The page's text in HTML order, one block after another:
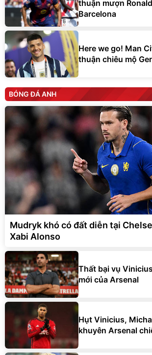
thuận mượn
Barcelona
Here we go! Man
thuận chiêu mộ
BÓNG ĐÁ ANH
Mudryk khó có đất diễn tại
Xabi Alonso
Thất bại vụ
mới của Arsenal
Hụt Vinicius,
khuyên Arsenal